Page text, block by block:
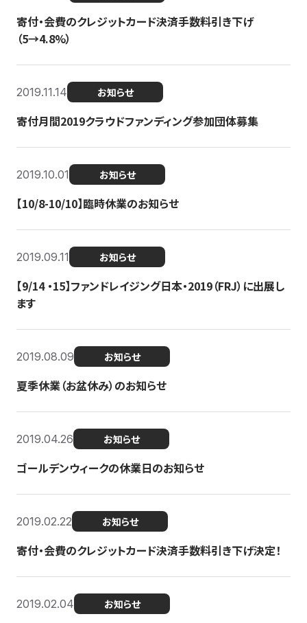
寄付・会費のクレジットカード決済手数料引き下げ
（5→4.8%）
2019.11.14 お知らせ
寄付月間2019クラウドファンディング参加団体募集
2019.10.01 お知らせ
【10/8-10/10】臨時休業のお知らせ
2019.09.11 お知らせ
【9/14 ・15】ファンドレイジング日本・2019（FRJ）に出展し
ます
2019.08.09 お知らせ
夏季休業（お盆休み）のお知らせ
2019.04.26 お知らせ
ゴールデンウィークの休業日のお知らせ
2019.02.22 お知らせ
寄付・会費のクレジットカード決済手数料引き下げ決定！
2019.02.04 お知らせ